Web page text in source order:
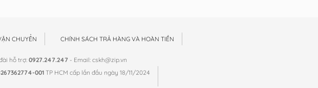
CHUYỂN CHÍNH SÁCH TRẢ HÀNG VÀ HOÀN TIỀN
hỗ trợ: 0927.247.247- Email: cskh@zip.vn
001TP HCM cấp lần đầu ngày 18/11/2024